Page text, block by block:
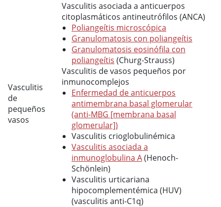
Vasculitis
de
pequeños
vasos
Vasculitis asociada a anticuerpos
citoplasmáticos antineutrófilos (ANCA)
Poliangeítis microscópica
Granulomatosis con poliangeítis
Granulomatosis eosinófila con
poliangeítis (Churg-Strauss)
Vasculitis de vasos pequeños por
inmunocomplejos
Enfermedad de anticuerpos
antimembrana basal glomerular
(anti-MBG [membrana basal
glomerular])
Vasculitis crioglobulinémica
Vasculitis asociada a
inmunoglobulina A(Henoch-
Schönlein)
Vasculitis urticariana
hipocomplementémica (HUV)
(vasculitis anti-C1q)